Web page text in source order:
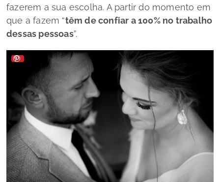
fazerem a sua escolha. A partir do momento em
que a fazem “têm de confiar a 100% no trabalho
dessas pessoas”.